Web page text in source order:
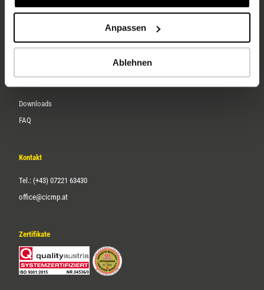
Anpassen
Ablehnen
Karriere
Downloads
FAQ
Kontakt
Tel.: (+43) 07221 63430
office@cicmp.at
Zertifikate